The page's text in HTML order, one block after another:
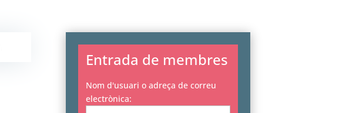
Entrada de membres
Nom d'usuari o adreça de correu
electrònica: